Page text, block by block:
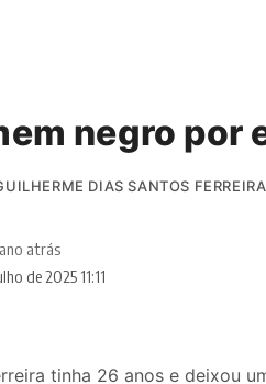
negro por
DIAS SANTOS
de 2025 11:11
atrás